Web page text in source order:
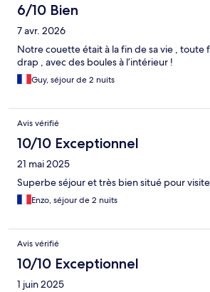
6/10 Bien
7 avr. 2026
Notre couette était à la fin de sa vie , toute
drap , avec des boules à l’intérieur !
Guy, séjour de 2 nuits
Avis vérifié
10/10 Exceptionnel
21 mai 2025
Superbe séjour et très bien situé pour
Enzo, séjour de 2 nuits
Avis vérifié
10/10 Exceptionnel
1 juin 2025